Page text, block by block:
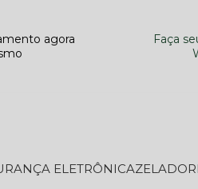
agora
Faça
ELETRÔNICA